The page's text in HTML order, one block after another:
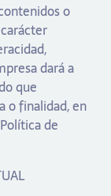
o
dará a
que
o finalidad, en
de